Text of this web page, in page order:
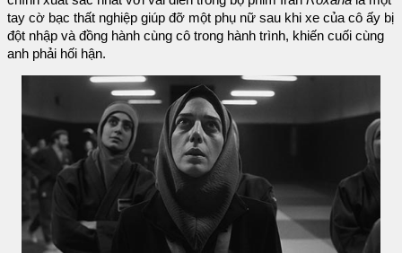
tay cờ bạc thất nghiệp giúp đỡ một phụ nữ sau khi xe của cô ấy bị
đột nhập và đồng hành cùng cô trong hành trình, khiến cuối cùng
anh phải hối hận.